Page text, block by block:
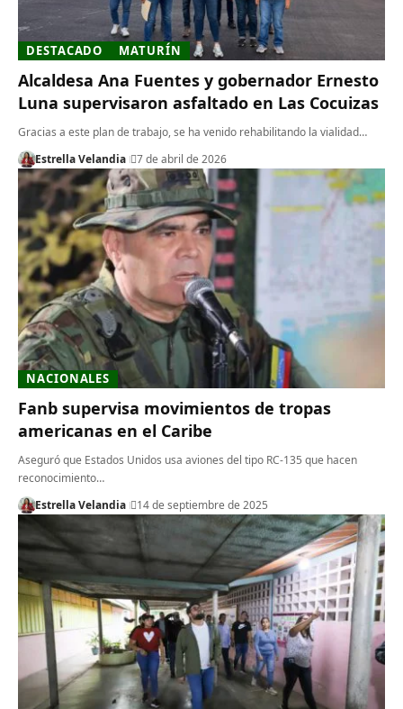
DESTACADO MATURÍN
Alcaldesa Ana Fuentes y gobernador Ernesto
Luna supervisaron asfaltado en Las Cocuizas
Gracias a este plan de trabajo, se ha venido rehabilitando la vialidad…
Estrella Velandia
7 de abril de 2026
NACIONALES
Fanb supervisa movimientos de tropas
americanas en el Caribe
Aseguró que Estados Unidos usa aviones del tipo RC-135 que hacen
reconocimiento…
Estrella Velandia
14 de septiembre de 2025